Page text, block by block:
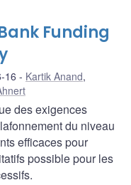
Funding
16 Kartik Anand,
des exigences
du niveau
efficaces pour
possible pour les